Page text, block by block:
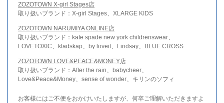
ZOZOTOWN X-girl Stages店
取り扱いブランド：X-girl Stages、XLARGE KIDS
ZOZOTOWN NARUMIYA ONLINE店
取り扱いブランド：kate spade new york childrenswear、
LOVETOXIC、kladskap、by loveit、Lindsay、BLUE CROSS
ZOZOTOWN LOVE&PEACE&MONEY店
取り扱いブランド：After the rain、babycheer、
Love&Peace&Money、sense of wonder、キリンのソフィ
お客様にはご不便をおかけいたしますが、何卒ご理解いただきますよ